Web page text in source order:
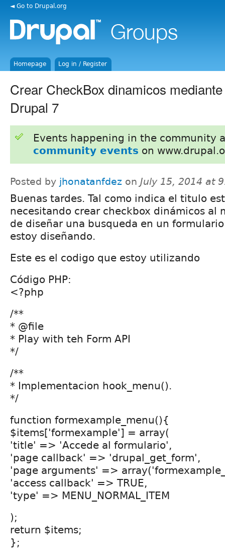
◄ Go to Drupal.org
Homepage Log in / Register
Crear CheckBox dinamicos
Drupal 7
Events happening in the community
community events on
Posted by jhonatanfdez on July 15, 2014 at
Buenas tardes. Tal como indica el titulo
necesitando crear checkbox dinámicos al
de diseñar una busqueda en un
estoy diseñando.
Este es el codigo que estoy utilizando
Código PHP:
<?php
/**
* @file
* Play with teh Form API
*/
/**
* Implementacion hook_menu().
*/
function formexample_menu(){
$items['formexample'] = array(
'title' => 'Accede al formulario',
'page callback' => 'drupal_get_form',
'page arguments' =>
'access callback' => TRUE,
'type' => MENU_NORMAL_ITEM
);
return $items;
};